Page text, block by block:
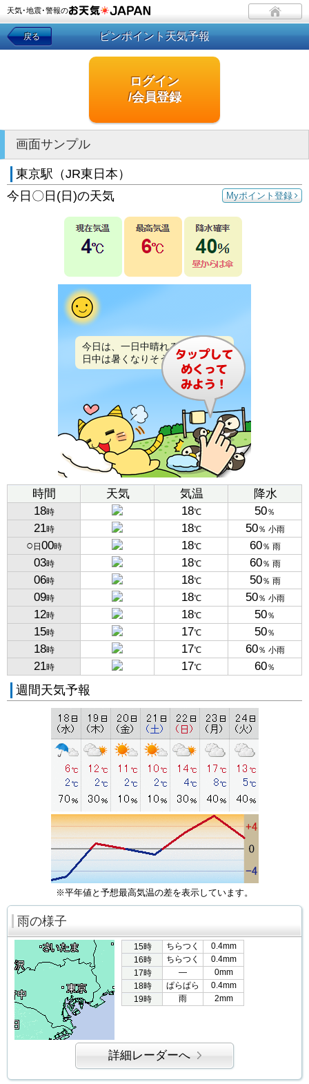
天気･地震･警報の
戻る ピンポイント天気予報
ログイン
/会員登録
画面サンプル
東京駅（JR東日本）
Myポイント登録
今日〇日(日)の天気
今日は、一日中晴れるでしょう。
日中は暑くなりそうです。
時間 天気 気温
降水
18時 18℃ 50％
21時 18℃ 50％ 小雨
○ 日 00時 18℃ 60％ 雨
03時 18℃ 60％ 雨
06時 18℃ 50％ 雨
09時 18℃ 50％ 小雨
12時 18℃ 50％
15時 17℃ 50％
18時 17℃ 60％ 小雨
21時 17℃ 60％
週間天気予報
※平年値と予想最高気温の差を表示しています。
雨の様子
15時 ちらつく
0.4mm
16時
ちらつく
0.4mm
17時
―
0mm
18時
ぱらぱら
0.4mm
19時
雨 2mm
詳細レーダーへ